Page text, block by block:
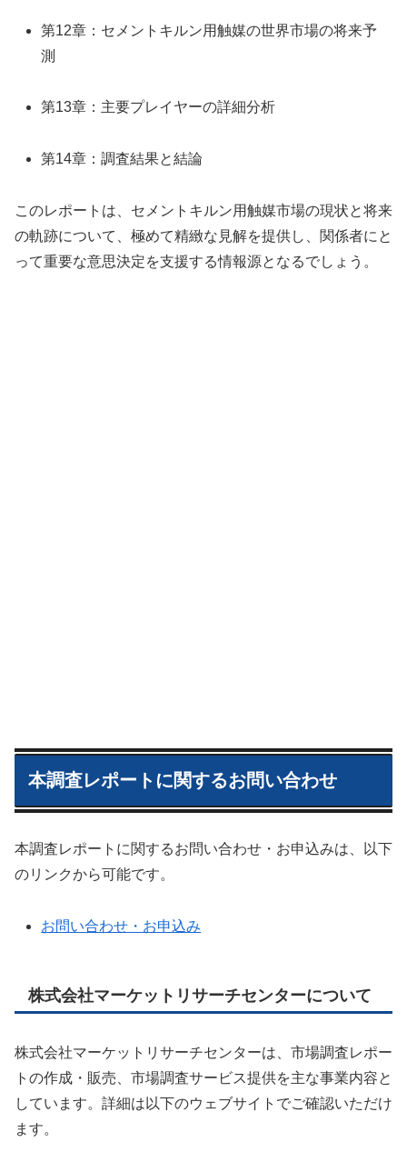
第12章：セメントキルン用触媒の世界市場の将来予
測
第13章：主要プレイヤーの詳細分析
第14章：調査結果と結論
このレポートは、セメントキルン用触媒市場の現状と将来
の軌跡について、極めて精緻な見解を提供し、関係者にと
って重要な意思決定を支援する情報源となるでしょう。
本調査レポートに関するお問い合わせ
本調査レポートに関するお問い合わせ・お申込みは、以下
のリンクから可能です。
お問い合わせ・お申込み
株式会社マーケットリサーチセンターについて
株式会社マーケットリサーチセンターは、市場調査レポー
トの作成・販売、市場調査サービス提供を主な事業内容と
しています。詳細は以下のウェブサイトでご確認いただけ
ます。